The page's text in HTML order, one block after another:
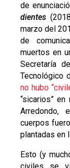
de
dientes
marzo del
de
muertos en
Secretaría
Tecnológico
no hubo
“sicarios” en
Arredondo,
cuerpos
plantadas en
Esto (y